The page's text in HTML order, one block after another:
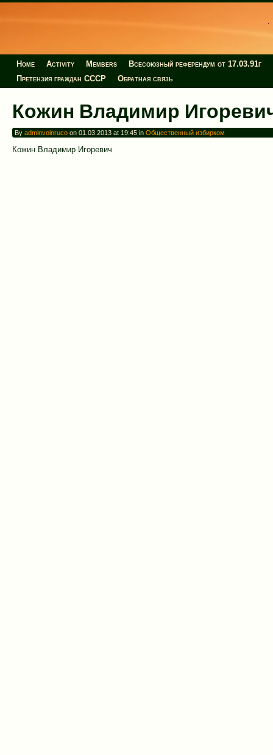
Home Activity Members Всесоюзный референдум от 17.03.91г
Претензия граждан СССР
Обратная связь
Кожин Владимир
By adminvoinrucoon 01.03.2013 at 19:45 in Общественный избирком
Кожин Владимир Игоревич